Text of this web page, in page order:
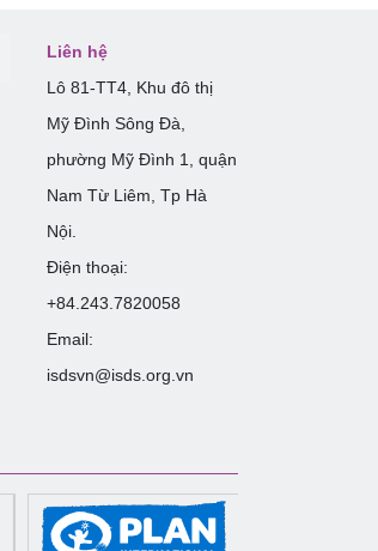
Liên hệ
Lô 81-TT4, Khu đô thị
Mỹ Đình Sông Đà,
phường Mỹ Đình 1, quận
Nam Từ Liêm, Tp Hà
Nội.
Điện thoại:
+84.243.7820058
Email:
isdsvn@isds.org.vn